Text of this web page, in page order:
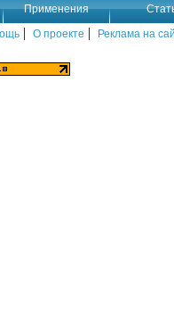
Применения
| О проекте | Реклама на